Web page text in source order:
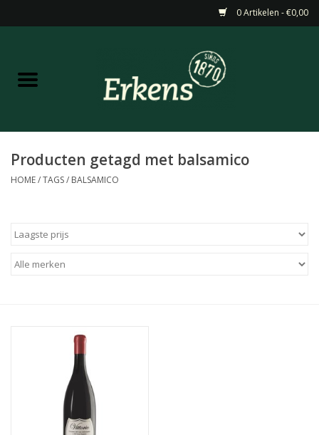
0 Artikelen - €0,00
Home
Barneveldse specialiteiten
Masterclasses & Proeverijen
Wijnglazen - openers -karaffen
Producten getagd met balsamico
HOME/TAGS/ BALSAMICO